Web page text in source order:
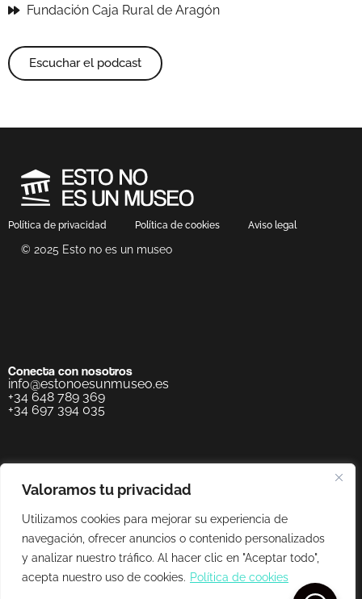
Valoramos tu privacidad
Utilizamos cookies para mejorar su experiencia de
navegación, ofrecer anuncios o contenido personalizados
y analizar nuestro tráfico. Al hacer clic en "Aceptar todo",
acepta nuestro uso de cookies. Política de cookies
Fundación Caja Rural de Aragón
Escuchar el podcast
Política de privacidad Política de cookies Aviso legal
© 2025 Esto no es un museo
Conecta con nosotros
info@estonoesunmuseo.es
+34 648 789 369
+34 697 394 035